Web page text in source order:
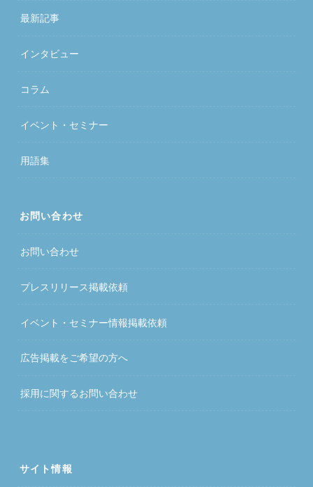
最新記事
インタビュー
コラム
イベント・セミナー
用語集
お問い合わせ
お問い合わせ
プレスリリース掲載依頼
イベント・セミナー情報掲載依頼
広告掲載をご希望の方へ
採用に関するお問い合わせ
サイト情報